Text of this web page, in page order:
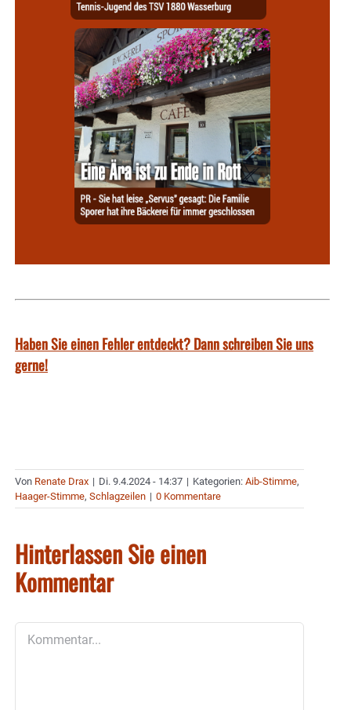
Haben Sie einen Fehler entdeckt? Dann schreiben Sie uns
gerne!
Von Renate Drax | Di. 9.4.2024 - 14:37 | Kategorien: Aib-Stimme,
Haager-Stimme, Schlagzeilen | 0 Kommentare
Hinterlassen Sie einen
Kommentar